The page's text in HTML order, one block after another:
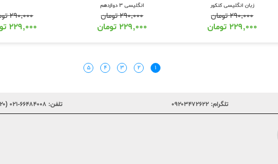
زبان انگلیسی کنکور
۲۹۰,۰۰۰تومان
۲۲۹,۰۰۰ تومان
انگلیسی 3 دوازدهم
۲۹۰,۰۰۰تومان
۲۲۹,۰۰۰ تومان
۲۹۰,۰۰۰
۲۲۹,۰۰۰
۱ ۲ ۳ ۴ ۵
تلگرام: ۰۹۲۰۳۴۷۲۶۲۲ تلفن: ۶۶۴۸۴۰۰۸-۰۲۱ (۲۰ خط)